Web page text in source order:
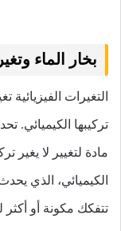
بخار الماء
التغيرات الفيزيائية
تركيبها الكيميائي.
مادة لتغيير لا يغير
الكيميائي، الذي
تتفكك مكونة أو أكثر